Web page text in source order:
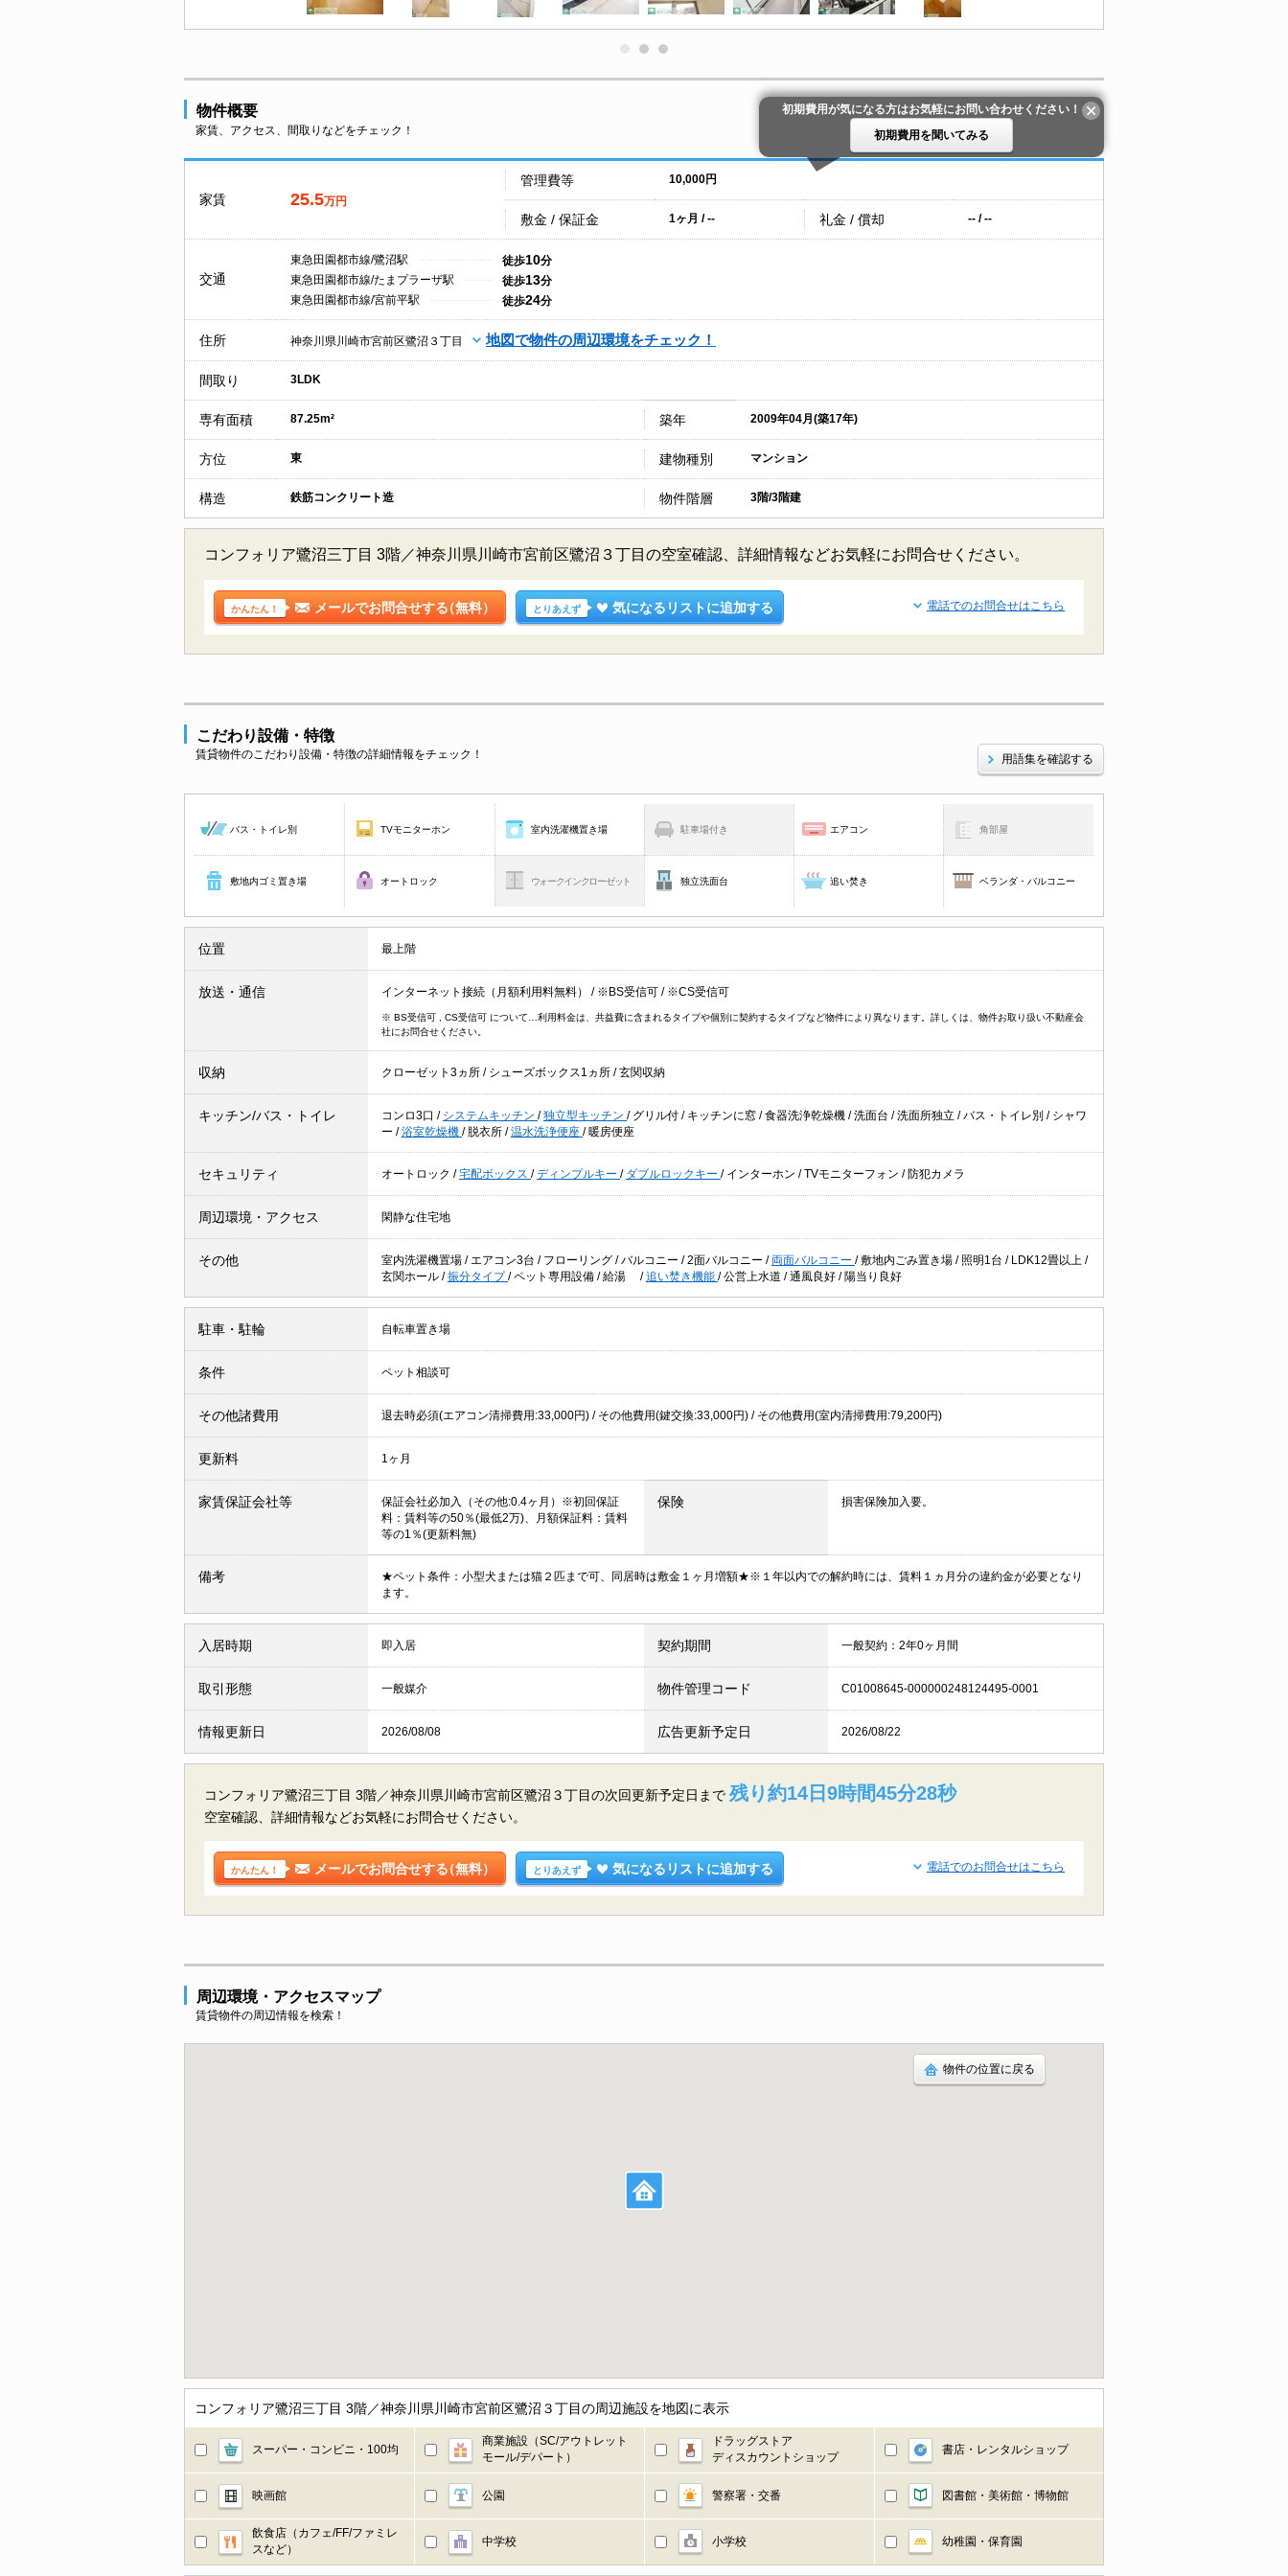
物件概要
家賃、アクセス、間取りなどをチェック！
初期費用が気になる方はお気軽にお問い合わせください！
初期費用を聞いてみる
家賃 25.5万円
管理費等 10,000円
敷金 / 保証金 1ヶ月 / -- 礼金 / 償却 -- / --
交通
東急田園都市線/鷺沼駅 徒歩10分
東急田園都市線/たまプラーザ駅
徒歩13分
東急田園都市線/宮前平駅
徒歩24分
住所 神奈川県川崎市宮前区鷺沼３丁目 地図で物件の周辺環境をチェック！
間取り 3LDK
専有面積 87.25m² 築年 2009年04月(築17年)
方位 東 建物種別 マンション
構造 鉄筋コンクリート造 物件階層 3階/3階建
コンフォリア鷺沼三丁目 3階／神奈川県川崎市宮前区鷺沼３丁目の空室確認、詳細情報などお気軽にお問合せください。
かんたん！ メールでお問合せする（無料） とりあえず 気になるリストに追加する 電話でのお問合せはこちら
こだわり設備・特徴
賃貸物件のこだわり設備・特徴の詳細情報をチェック！ 用語集を確認する
バス・トイレ別 TVモニターホン 室内洗濯機置き場 駐車場付き エアコン 角部屋
敷地内ゴミ置き場 オートロック ウォークインクローゼット 独立洗面台 追い焚き ベランダ・バルコニー
位置 最上階
放送・通信 インターネット接続（月額利用料無料） / ※BS受信可 / ※CS受信可
※ BS受信可 , CS受信可 について…利用料金は、共益費に含まれるタイプや個別に契約するタイプなど物件により異なります。詳しくは、物件お取り扱い不動産会
社にお問合せください。
収納 クローゼット3ヵ所 / シューズボックス1ヵ所 /玄関収納
キッチン/バス・トイレ コンロ3口 / システムキッチン /独立型キッチン / グリル付 / キッチンに窓 /食器洗浄乾燥機 /洗面台 /洗面所独立 /バス・トイレ別 / シャワ
ー /浴室乾燥機 / 脱衣所 /温水洗浄便座 / 暖房便座
セキュリティ オートロック /宅配ボックス /ディンプルキー / ダブルロックキー / インターホン /TVモニターフォン / 防犯カメラ
周辺環境・アクセス 閑静な住宅地
その他 室内洗濯機置場 / エアコン3台 / フローリング /バルコニー /2面バルコニー /両面バルコニー /敷地内ごみ置き場 / 照明1台 / LDK12畳以上 /
玄関ホール /振分タイプ/ペット専用設備 /給湯 /追い焚き機能 /公営上水道 /通風良好 / 陽当り良好
駐車・駐輪 自転車置き場
条件 ペット相談可
その他諸費用 退去時必須(エアコン清掃費用:33,000円) / その他費用(鍵交換:33,000円) / その他費用(室内清掃費用:79,200円)
更新料 1ヶ月
家賃保証会社等
保証会社必加入（その他:0.4ヶ月）※初回保証
料：賃料等の50％(最低2万)、月額保証料：賃料
等の1％(更新料無)
保険 損害保険加入要。
備考
★ペット条件：小型犬または猫２匹まで可、同居時は敷金１ヶ月増額★※１年以内での解約時には、賃料１ヵ月分の違約金が必要となり
ます。
入居時期 即入居 契約期間 一般契約：2年0ヶ月間
取引形態 一般媒介 物件管理コード C01008645-000000248124495-0001
情報更新日 2026/08/08 広告更新予定日 2026/08/22
コンフォリア鷺沼三丁目 3階／神奈川県川崎市宮前区鷺沼３丁目の次回更新予定日まで 残り約14日9時間45分27秒
空室確認、詳細情報などお気軽にお問合せください。
かんたん！ メールでお問合せする（無料） とりあえず 気になるリストに追加する 電話でのお問合せはこちら
周辺環境・アクセスマップ
賃貸物件の周辺情報を検索！
物件の位置に戻る
コンフォリア鷺沼三丁目 3階／神奈川県川崎市宮前区鷺沼３丁目の周辺施設を地図に表示
スーパー・コンビニ・100均
商業施設（SC/アウトレット
モール/デパート）
ドラッグストア
ディスカウントショップ
書店・レンタルショップ
映画館 公園 警察署・交番 図書館・美術館・博物館
飲食店（カフェ/FF/ファミレ
スなど）
中学校 小学校 幼稚園・保育園